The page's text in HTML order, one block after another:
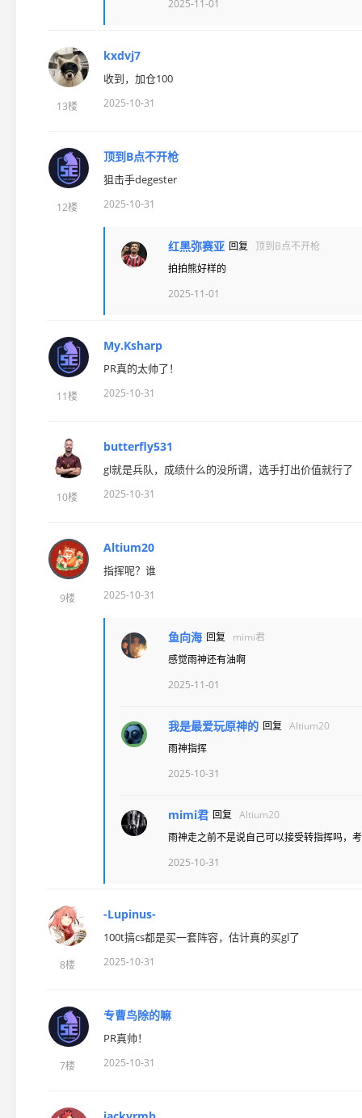
2025-11-01
13楼
kxdvj7
收到，加仓100
2025-10-31
12楼
顶到B点不开枪
狙击手degester
2025-10-31
红黑弥赛亚 回复 顶到B点不开枪
拍拍熊好样的
2025-11-01
11楼
My.Ksharp
PR真的太帅了！
2025-10-31
10楼
butterfly531
gl就是兵队，成绩什么的没所谓，选手打出价值就行了
2025-10-31
9楼
Altium20
指挥呢？谁
2025-10-31
鱼向海 回复
mimi君
感觉雨神还有油啊
2025-11-01
我是最爱玩原神的 回复 Altium20
雨神指挥
2025-10-31
mimi君 回复 Altium20
雨神走之前不是说自己可以接受转指挥吗，
2025-10-31
8楼
-Lupinus-
100t搞cs都是买一套阵容，估计真的买gl了
2025-10-31
7楼
专曹鸟除的嘛
PR真帅！
2025-10-31